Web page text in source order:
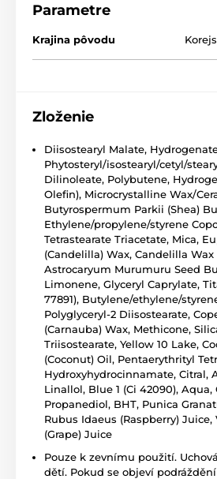
Parametre
Krajina pôvodu
Zloženie
Diisostearyl Malate,
Phytosteryl/isostearyl/cetyl/
Dilinoleate, Polybutene,
Olefin), Microcrystalline Wax/
Butyrospermum Parkii (Shea)
Ethylene/propylene/styrene
Tetrastearate Triacetate, Mica,
(Candelilla) Wax, Candelilla Wax
Astrocaryum Murumuru Seed
Limonene, Glyceryl Caprylate,
77891), Butylene/ethylene/
Polyglyceryl-2 Diisostearate,
(Carnauba) Wax, Methicone,
Triisostearate, Yellow 10 Lake,
(Coconut) Oil, Pentaerythrityl
Hydroxyhydrocinnamate, Citral,
Linallol, Blue 1 (Ci 42090), Aqua,
Propanediol, BHT, Punica
Rubus Idaeus (Raspberry)
(Grape) Juice
Pouze k zevnímu použití.
dětí. Pokud se objeví